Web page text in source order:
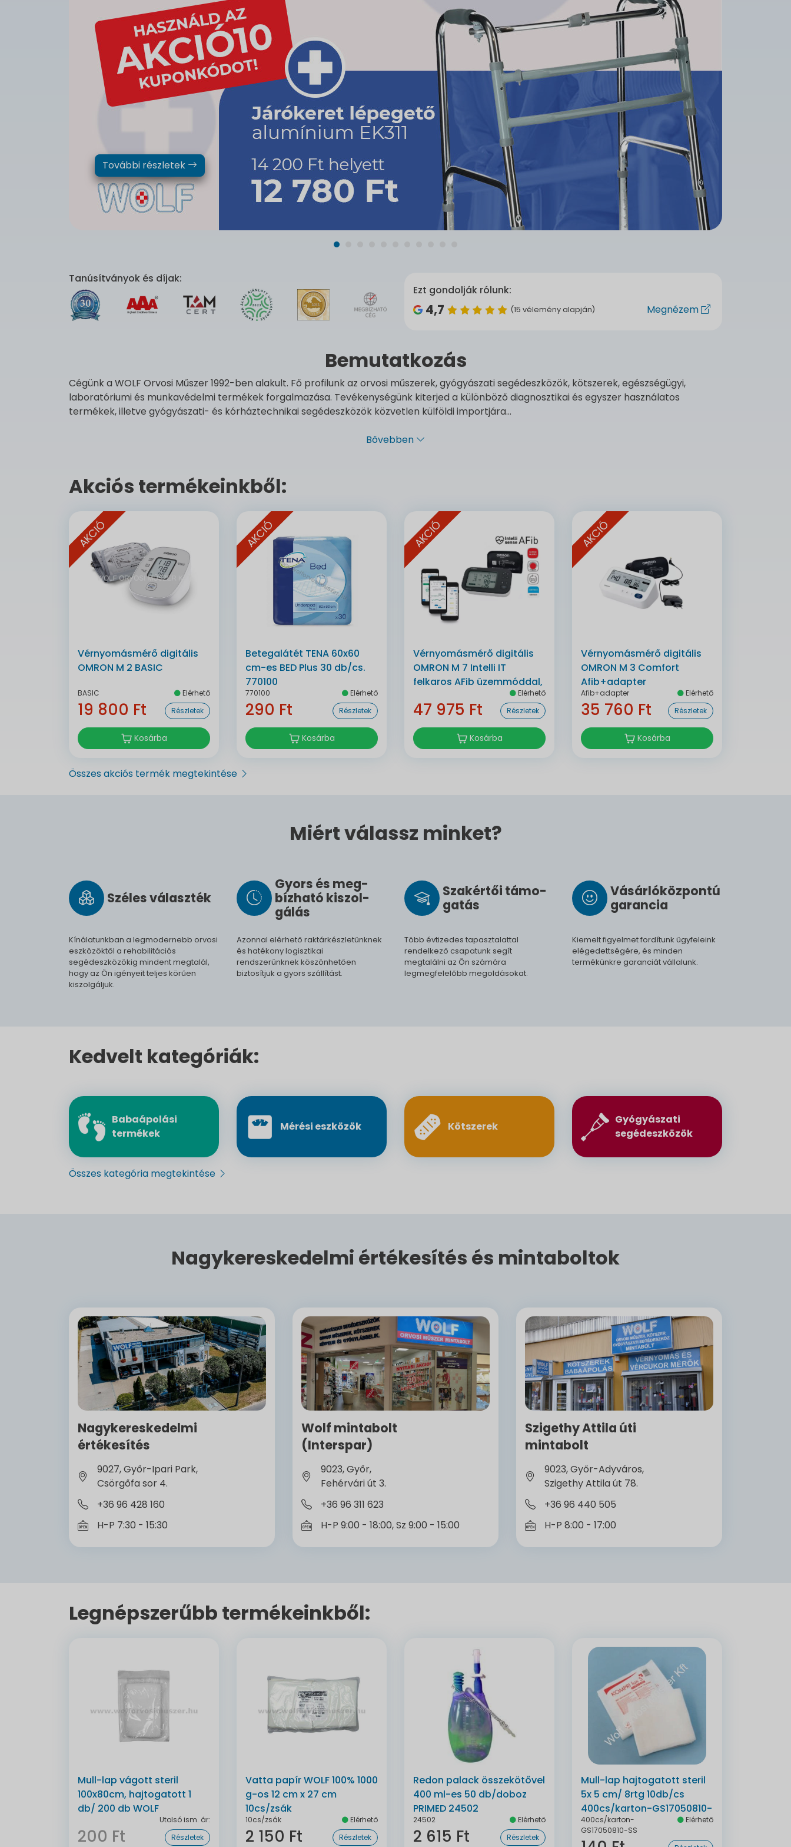
További részletek
Tanúsítványok és díjak:
Ezt gondolják rólunk:
4,7 (15 vélemény alapján) Megnézem
Bemutatkozás
Cégünk a WOLF Orvosi Műszer 1992-ben alakult. Fő profilunk az orvosi műszerek, gyógyászati segédeszközök, kötszerek, egészségügyi,
laboratóriumi és munkavédelmi termékek forgalmazása. Tevékenységünk kiterjed a különböző diagnosztikai és egyszer használatos
termékek, illetve gyógyászati- és kórháztechnikai segédeszközök közvetlen külföldi importjára...
Bővebben
Akciós termékeinkből:
AKCIÓ
Vérnyomásmérő digitális
OMRON M 2 BASIC
BASIC Elérhető
19 800 Ft Részletek
Kosárba
AKCIÓ
Betegalátét TENA 60x60
cm-es BED Plus 30 db/cs.
770100
770100 Elérhető
290 Ft Részletek
Kosárba
AKCIÓ
Vérnyomásmérő digitális
OMRON M 7 Intelli IT
felkaros AFib üzemmóddal,
bluetoothos automataElérhető
47 975 Ft Részletek
Kosárba
AKCIÓ
Vérnyomásmérő digitális
OMRON M 3 Comfort
Afib+adapter
Afib+adapter Elérhető
35 760 Ft Részletek
Kosárba
Összes akciós termék megtekintése
Miért válassz minket?
Széles vá­lasz­ték
Kínálatunkban a legmodernebb orvosi
eszközöktől a rehabilitációs
segédeszközökig mindent megtalál,
hogy az Ön igényeit teljes körűen
kiszolgáljuk.
Gyors és meg­
bíz­ha­tó ki­szol­
gál­ás
Azonnal elérhető raktárkészletünknek
és hatékony logisztikai
rendszerünknek köszönhetően
biztosítjuk a gyors szállítást.
Szak­értői tá­mo­
ga­tás
Több évtizedes tapasztalattal
rendelkező csapatunk segít
megtalálni az Ön számára
legmegfelelőbb megoldásokat.
Vásárló­köz­pontú
ga­ran­cia
Kiemelt figyelmet fordítunk ügyfeleink
elégedettségére, és minden
termékünkre garanciát vállalunk.
Kedvelt kategóriák:
Babaápolási
termékek
Mérési eszközök Kötszerek
Gyógyászati
segédeszközök
Összes kategória megtekintése
Nagykereskedelmi értékesítés és mintaboltok
Nagykereskedelmi
értékesítés
9027, Győr-Ipari Park,
Csörgőfa sor 4.
+36 96 428 160
H-P 7:30 - 15:30
Wolf mintabolt
(Interspar)
9023, Győr,
Fehérvári út 3.
+36 96 311 623
H-P 9:00 - 18:00, Sz 9:00 - 15:00
Szigethy Attila úti
mintabolt
9023, Győr-Adyváros,
Szigethy Attila út 78.
+36 96 440 505
H-P 8:00 - 17:00
Legnépszerűbb termékeinkből:
Mull-lap vágott steril
100x80cm, hajtogatott 1
db/ 200 db WOLF
Utolsó ism. ár:
200 Ft Részletek
Vatta papír WOLF 100% 1000
g-os 12 cm x 27 cm
10cs/zsák
10cs/zsák Elérhető
2 150 Ft Részletek
Redon palack összekötővel
400 ml-es 50 db/doboz
PRIMED 24502
24502 Elérhető
2 615 Ft Részletek
Mull-lap hajtogatott steril
5x 5 cm/ 8rtg 10db/cs
400cs/karton-GS17050810-
SS
400cs/karton-
GS17050810-SS
Elérhető